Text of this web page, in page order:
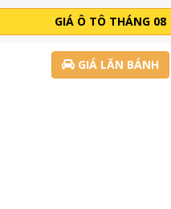
GIÁ Ô TÔ THÁNG 08
GIÁ LĂN BÁNH